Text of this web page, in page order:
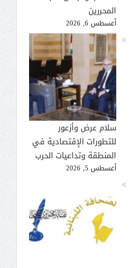
المحررين
أغسطس 6, 2026
سلام عرض وأزعور
للتطورات الإقتصادية في
المنطقة وتداعيات الحرب
أغسطس 5, 2026